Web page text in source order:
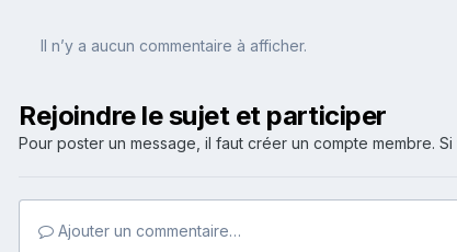
Il n’y a aucun commentaire à afficher.
Rejoindre le sujet et participer
Pour poster un message, il faut créer un compte membre.
Ajouter un commentaire…